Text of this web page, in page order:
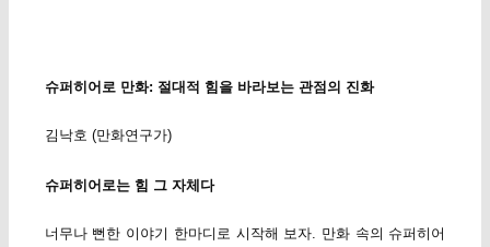
슈퍼히어로 만화: 절대적 힘을 바라보는 관점의 진화
김낙호 (만화연구가)
슈퍼히어로는 힘 그 자체다
너무나 뻔한 이야기 한마디로 시작해 보자. 만화 속의 슈퍼히어